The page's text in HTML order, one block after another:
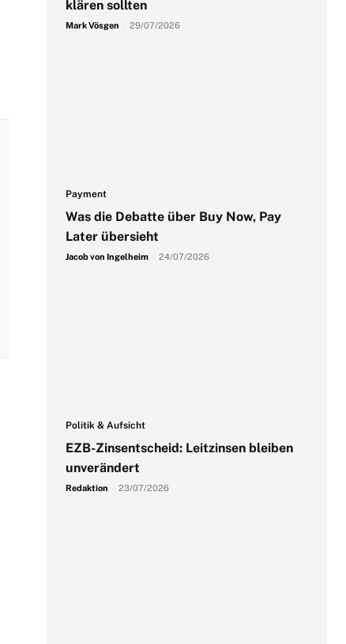
klären sollten
Mark Vösgen 29/07/2026
Payment
Was die Debatte über Buy Now, Pay
Later übersieht
Jacob von Ingelheim 24/07/2026
Politik & Aufsicht
EZB-Zinsentscheid: Leitzinsen bleiben
unverändert
Redaktion 23/07/2026